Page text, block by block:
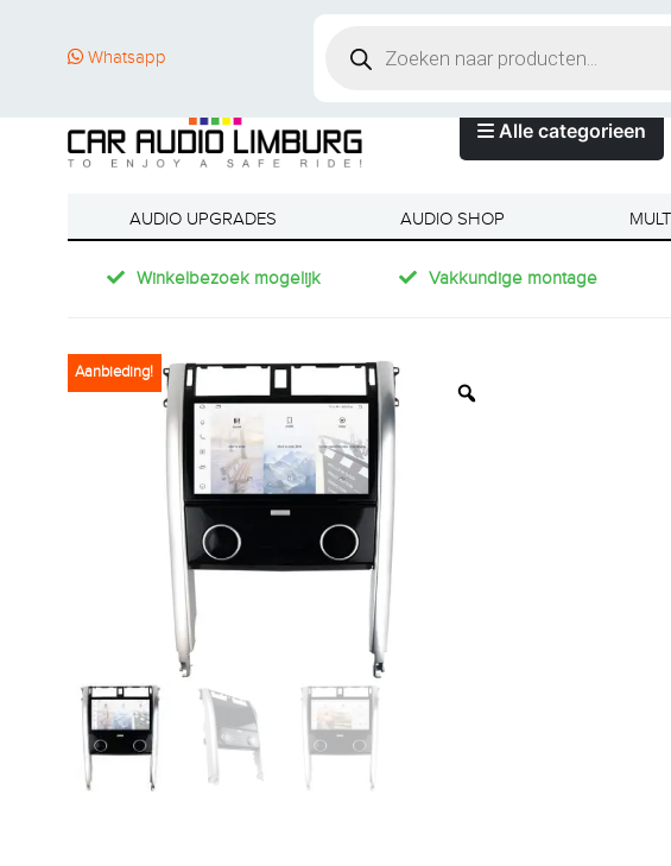
Whatsapp
Alle categorieen
AUDIO UPGRADES AUDIO SHOP
Winkelbezoek mogelijk Vakkundige montage
Aanbieding!